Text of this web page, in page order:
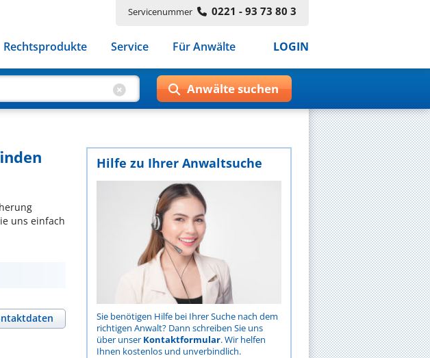
Servicenummer 0221 - 93 73 80 3
Rechtsprodukte Service Für Anwälte LOGIN
uns einfach
Hilfe zu Ihrer Anwaltsuche
Sie benötigen Hilfe bei Ihrer Suche nach dem
richtigen Anwalt? Dann schreiben Sie uns
über unser Kontaktformular. Wir helfen
Ihnen kostenlos und unverbindlich.